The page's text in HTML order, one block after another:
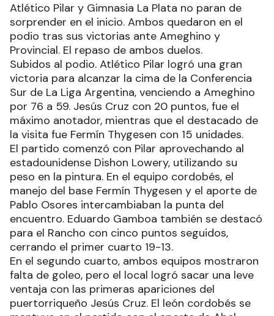
Atlético Pilar y Gimnasia La Plata no paran de
sorprender en el inicio. Ambos quedaron en el
podio tras sus victorias ante Ameghino y
Provincial. El repaso de ambos duelos.
Subidos al podio. Atlético Pilar logró una gran
victoria para alcanzar la cima de la Conferencia
Sur de La Liga Argentina, venciendo a Ameghino
por 76 a 59. Jesús Cruz con 20 puntos, fue el
máximo anotador, mientras que el destacado de
la visita fue Fermín Thygesen con 15 unidades.
El partido comenzó con Pilar aprovechando al
estadounidense Dishon Lowery, utilizando su
peso en la pintura. En el equipo cordobés, el
manejo del base Fermín Thygesen y el aporte de
Pablo Osores intercambiaban la punta del
encuentro. Eduardo Gamboa también se destacó
para el Rancho con cinco puntos seguidos,
cerrando el primer cuarto 19-13.
En el segundo cuarto, ambos equipos mostraron
falta de goleo, pero el local logró sacar una leve
ventaja con las primeras apariciones del
puertorriqueño Jesús Cruz. El león cordobés se